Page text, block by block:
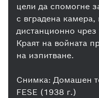
цели да спомогне
с вградена камера,
дистанционно чрез
Краят на войната
на изпитване.
Снимка: Домашен
FESE (1938 г.)